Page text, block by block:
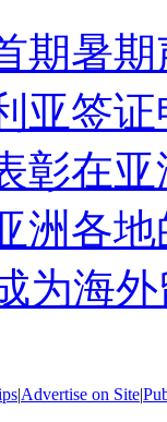
期暑
亚签
彰在
洲各
为海
|Advertise on Site|